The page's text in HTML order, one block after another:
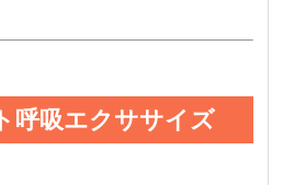
呼吸エクササイズ